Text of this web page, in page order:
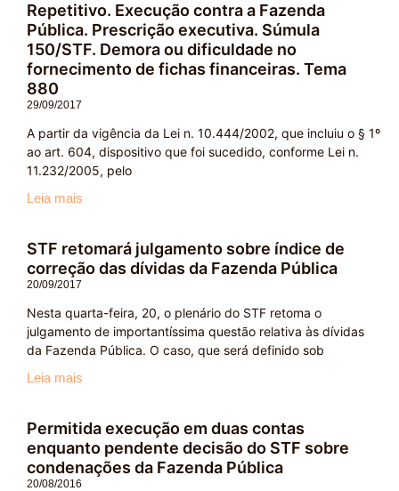
Repetitivo. Execução contra a Fazenda
Pública. Prescrição executiva. Súmula
150/STF. Demora ou dificuldade no
fornecimento de fichas financeiras. Tema
880
29/09/2017
A partir da vigência da Lei n. 10.444/2002, que incluiu o § 1º
ao art. 604, dispositivo que foi sucedido, conforme Lei n.
11.232/2005, pelo
Leia mais
STF retomará julgamento sobre índice de
correção das dívidas da Fazenda Pública
20/09/2017
Nesta quarta-feira, 20, o plenário do STF retoma o
julgamento de importantíssima questão relativa às dívidas
da Fazenda Pública. O caso, que será definido sob
Leia mais
Permitida execução em duas contas
enquanto pendente decisão do STF sobre
condenações da Fazenda Pública
20/08/2016